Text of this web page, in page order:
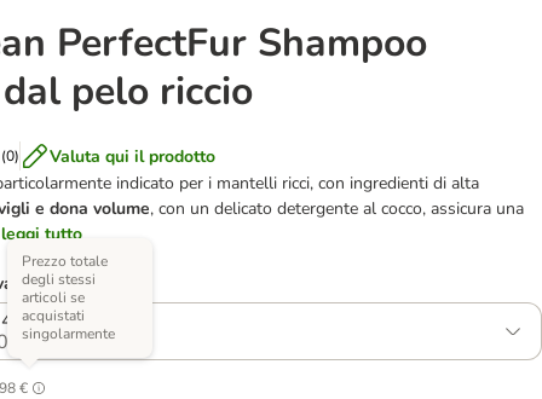
PerfectFur Shampoo
pelo riccio
(0)
Valuta qui il prodotto
indicato per i mantelli ricci, con ingredienti di alta
e dona volume, con un delicato detergente al cocco, assicura una
leggi tutto
ml
€
Prezzo totale
degli stessi
articoli se
acquistati
singolarmente